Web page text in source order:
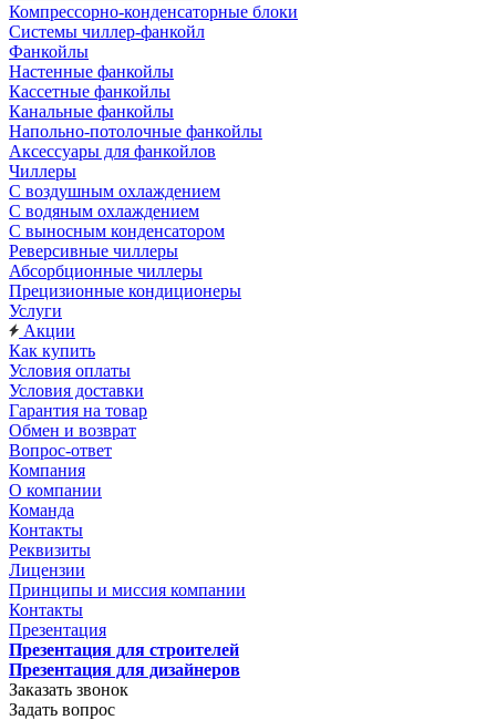
Компрессорно-конденсаторные блоки
Системы чиллер-фанкойл
Фанкойлы
Настенные фанкойлы
Кассетные фанкойлы
Канальные фанкойлы
Напольно-потолочные фанкойлы
Аксессуары для фанкойлов
Чиллеры
С воздушным охлаждением
С водяным охлаждением
С выносным конденсатором
Реверсивные чиллеры
Абсорбционные чиллеры
Прецизионные кондиционеры
Услуги
Акции
Как купить
Условия оплаты
Условия доставки
Гарантия на товар
Обмен и возврат
Вопрос-ответ
Компания
О компании
Команда
Контакты
Реквизиты
Лицензии
Принципы и миссия компании
Контакты
Презентация
Презентация для строителей
Презентация для дизайнеров
Заказать звонок
Задать вопрос